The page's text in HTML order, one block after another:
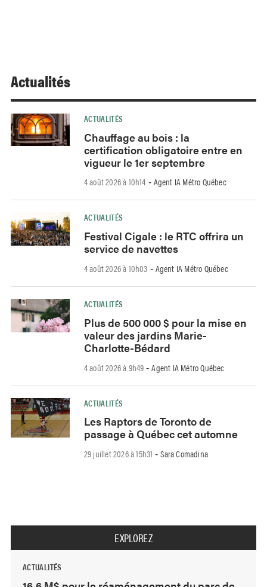
Actualités
ACTUALITÉS
Chauffage au bois : la
certification obligatoire entre en
vigueur le 1er septembre
4 août 2026 à 10h14 - Agent IA Métro Québec
ACTUALITÉS
Festival Cigale : le RTC offrira un
service de navettes
4 août 2026 à 10h03 - Agent IA Métro Québec
ACTUALITÉS
Plus de 500 000 $ pour la mise en
valeur des jardins Marie-
Charlotte-Bédard
4 août 2026 à 9h49 -Agent IA Métro Québec
ACTUALITÉS
Les Raptors de Toronto de
passage à Québec cet automne
29 juillet 2026 à 15h31 -Sara Comadina
EXPLOREZ
ACTUALITÉS